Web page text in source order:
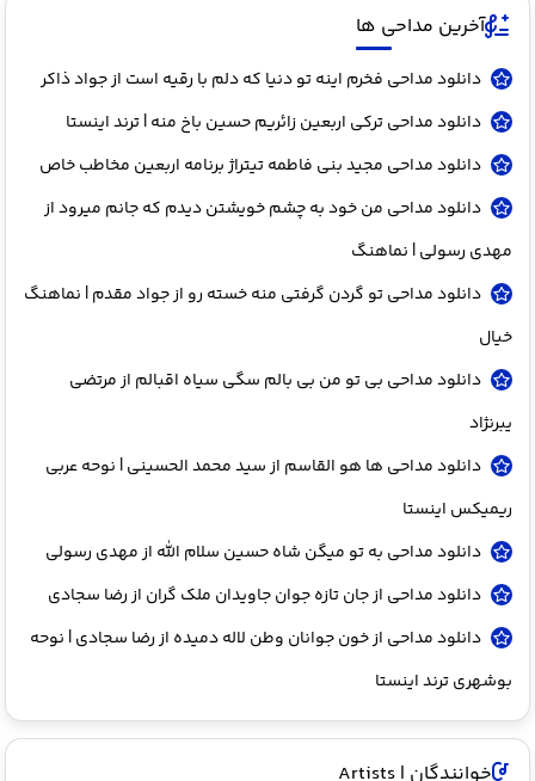
آخرین مداحی ها
دانلود مداحی فخرم اینه تو دنیا که دلم با رقیه است از جواد ذاکر
دانلود مداحی ترکی اربعین زائریم حسین باخ منه | ترند اینستا
دانلود مداحی مجید بنی فاطمه تیتراژ برنامه اربعین مخاطب خاص
دانلود مداحی من خود به چشم خویشتن دیدم که جانم میرود از
مهدی رسولی | نماهنگ
دانلود مداحی تو گردن گرفتی منه خسته رو از جواد مقدم | نماهنگ
خیال
دانلود مداحی بی تو من بی بالم سگی سیاه اقبالم از مرتضی
یبرنژاد
دانلود مداحی ها هو القاسم از سید محمد الحسینی | نوحه عربی
ریمیکس اینستا
دانلود مداحی به تو میگن شاه حسین سلام الله از مهدی رسولی
دانلود مداحی از جان تازه جوان جاویدان ملک گران از رضا سجادی
دانلود مداحی از خون جوانان وطن لاله دمیده از رضا سجادی | نوحه
بوشهری ترند اینستا
خوانندگان | Artists